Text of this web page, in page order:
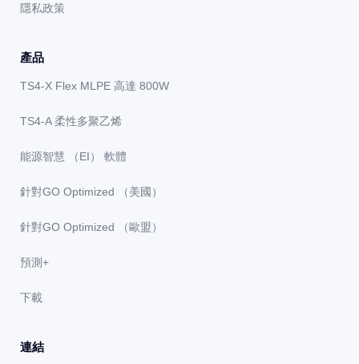
隱私政策
產品
TS4-X Flex MLPE 高達 800W
TS4-A 柔性多聚乙烯
能源智慧 （EI） 軟體
針對GO Optimized （美國）
針對GO Optimized （歐盟）
預測+
下載
連結